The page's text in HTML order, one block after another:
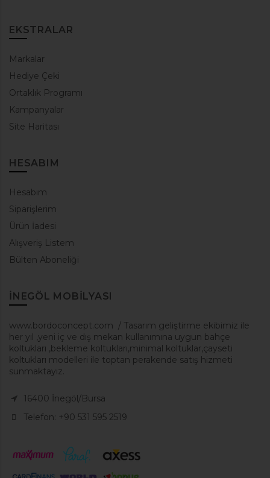
EKSTRALAR
Markalar
Hediye Çeki
Ortaklık Programı
Kampanyalar
Site Haritası
HESABIM
Hesabım
Siparişlerim
Ürün İadesi
Alışveriş Listem
Bülten Aboneliği
INEGÖL MOBILYASI
www.bordoconcept.com / Tasarım geliştirme ekibimiz ile
her yıl ,yeni iç ve dış mekan kullanımına uygun bahçe
koltukları ,bekleme koltukları,minimal koltuklar,çayseti
koltukları modelleri ile toptan perakende satış hizmeti
sunmaktayız.
16400 İnegöl/Bursa
Telefon: +90 531 595 2519